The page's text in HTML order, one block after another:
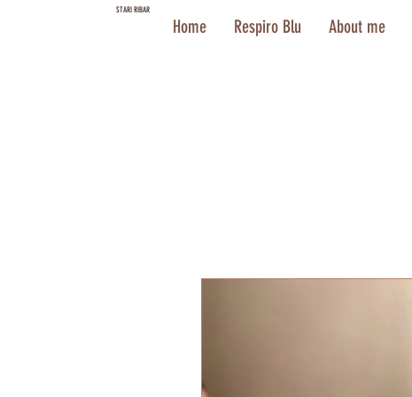
STARI RIBAR
Home Respiro Blu About me